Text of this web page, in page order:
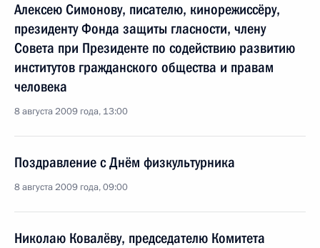
Алексею Симонову, писателю, кинорежиссёру,
президенту Фонда защиты гласности, члену
Совета при Президенте по содействию развитию
институтов гражданского общества и правам
человека
8 августа 2009 года, 13:00
Поздравление с Днём физкультурника
8 августа 2009 года, 09:00
Николаю Ковалёву, председателю Комитета